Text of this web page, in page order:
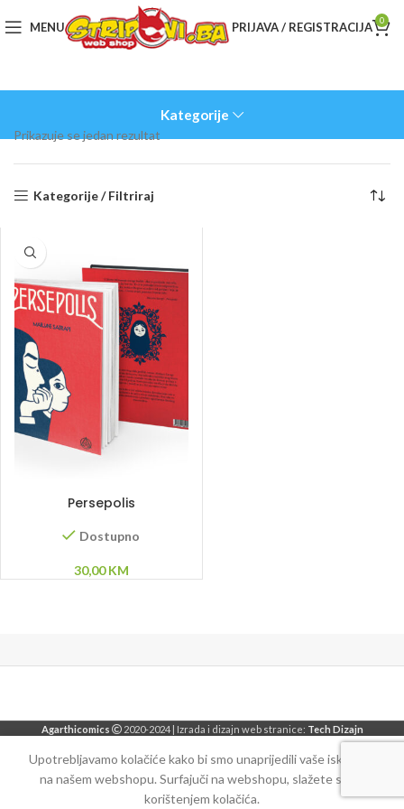
MENU PRIJAVA / REGISTRACIJA 0
Kategorije
Prikazuje se jedan rezultat
Kategorije / Filtriraj
Persepolis
Dostupno
30,00KM
Agarthicomics 2020-2024 | Izrada i dizajn web stranice: Tech Dizajn
Upotrebljavamo kolačiće kako bi smo unaprijedili vaše iskustvo
na našem webshopu. Surfajuči na webshopu, slažete se sa
korištenjem kolačića.